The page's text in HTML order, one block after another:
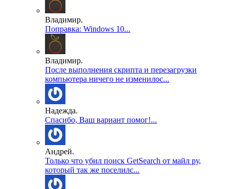
Владимир.
Поправка: Windows 10...
Владимир.
После выполнения скрипта и перезагрузки
компьютера ничего не изменилос...
Надежда.
Спасибо, Ваш вариант помог!...
Андрей.
Только что убил поиск GetSearch от майл ру,
который так же поселилс...